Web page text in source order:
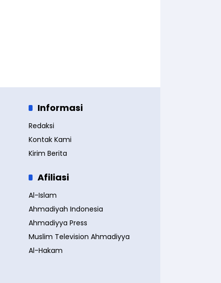
Informasi
Redaksi
Kontak Kami
Kirim Berita
Afiliasi
Al-Islam
Ahmadiyah Indonesia
Ahmadiyya Press
Muslim Television Ahmadiyya
Al-Hakam